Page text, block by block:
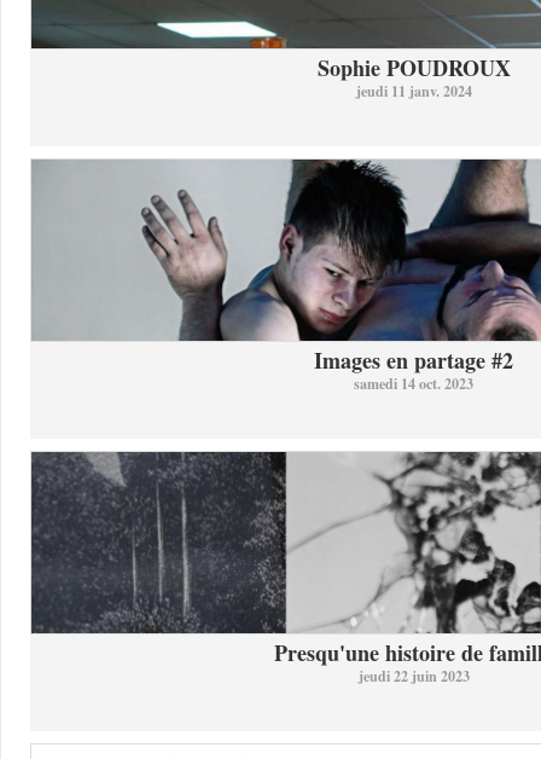
Sophie POUDROUX
jeudi 11 janv. 2024
Images en partage #2
samedi 14 oct. 2023
Presqu'une histoire de
jeudi 22 juin 2023